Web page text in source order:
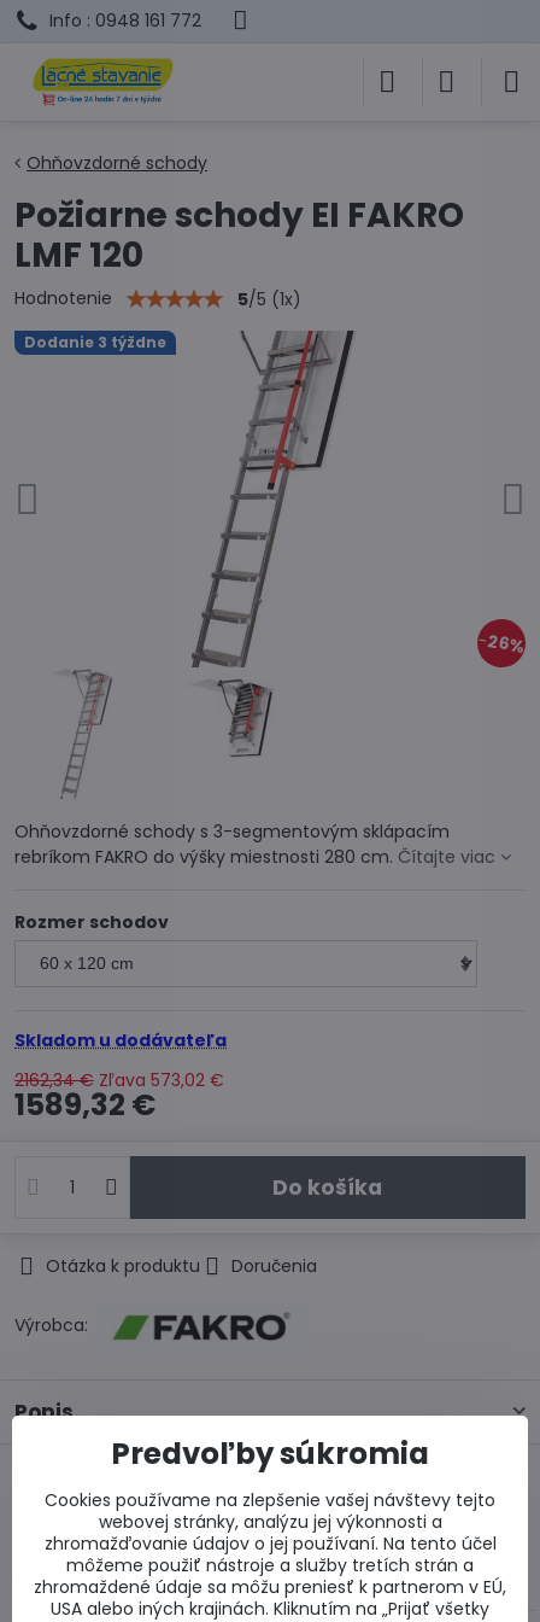
Info : 0948 161 772
Dodanie 3 týždne
26%
Ohňovzdorné schody
Požiarne schody EI FAKRO
LMF 120
Hodnotenie 5/5 (1x)
Ohňovzdorné schody s 3-segmentovým sklápacím
rebríkom FAKRO do výšky miestnosti 280 cm. Čítajte viac
Rozmer schodov
Skladom u dodávateľa
2162,34 € Zľava 573,02 €
1589,32 €
Do košíka
Otázka k produktu Doručenia
Výrobca:
Popis
Predchádzajúci
produkt
Nasledujúci produkt
Alternatívne produkty
Predvoľby súkromia
Cookies používame na zlepšenie vašej návštevy tejto
webovej stránky, analýzu jej výkonnosti a
zhromažďovanie údajov o jej používaní. Na tento účel
môžeme použiť nástroje a služby tretích strán a
zhromaždené údaje sa môžu preniesť k partnerom v EÚ,
USA alebo iných krajinách. Kliknutím na „Prijať všetky